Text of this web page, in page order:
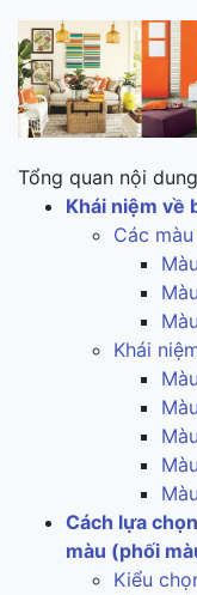
Tổng quan nội
Khái niệm về
Các
Khái
Cách lựa
màu (phối
Kiểu